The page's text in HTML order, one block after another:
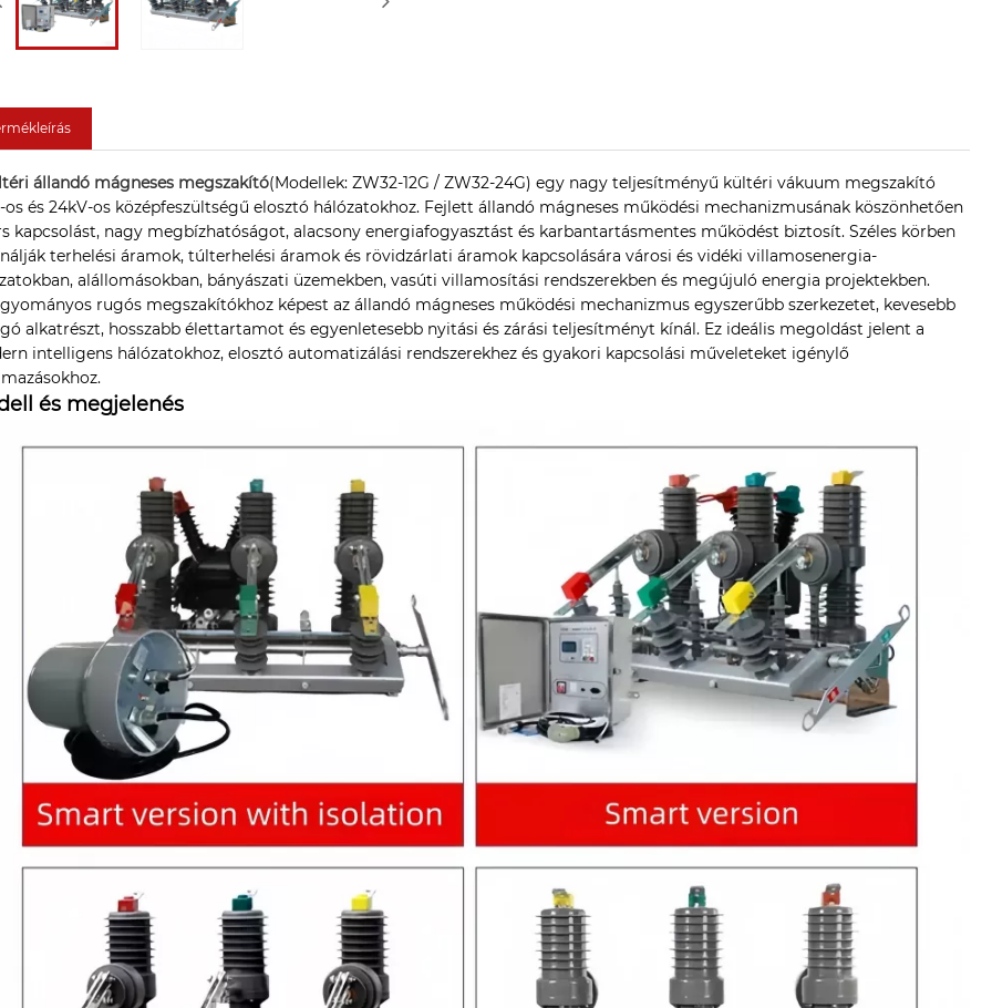
állandó mágneses megszakító(Modellek: ZW32-12G / ZW32-24G) egy nagy teljesítményű kültéri vákuum megszakító
os és 24kV-os középfeszültségű elosztó hálózatokhoz. Fejlett állandó mágneses működési mechanizmusának köszönhetően
kapcsolást, nagy megbízhatóságot, alacsony energiafogyasztást és karbantartásmentes működést biztosít. Széles körben
terhelési áramok, túlterhelési áramok és rövidzárlati áramok kapcsolására városi és vidéki villamosenergia-
alállomásokban, bányászati ​​​​üzemekben, vasúti villamosítási rendszerekben és megújuló energia projektekben.
rugós megszakítókhoz képest az állandó mágneses működési mechanizmus egyszerűbb szerkezetet, kevesebb
alkatrészt, hosszabb élettartamot és egyenletesebb nyitási és zárási teljesítményt kínál. Ez ideális megoldást jelent a
intelligens hálózatokhoz, elosztó automatizálási rendszerekhez és gyakori kapcsolási műveleteket igénylő
és megjelenés